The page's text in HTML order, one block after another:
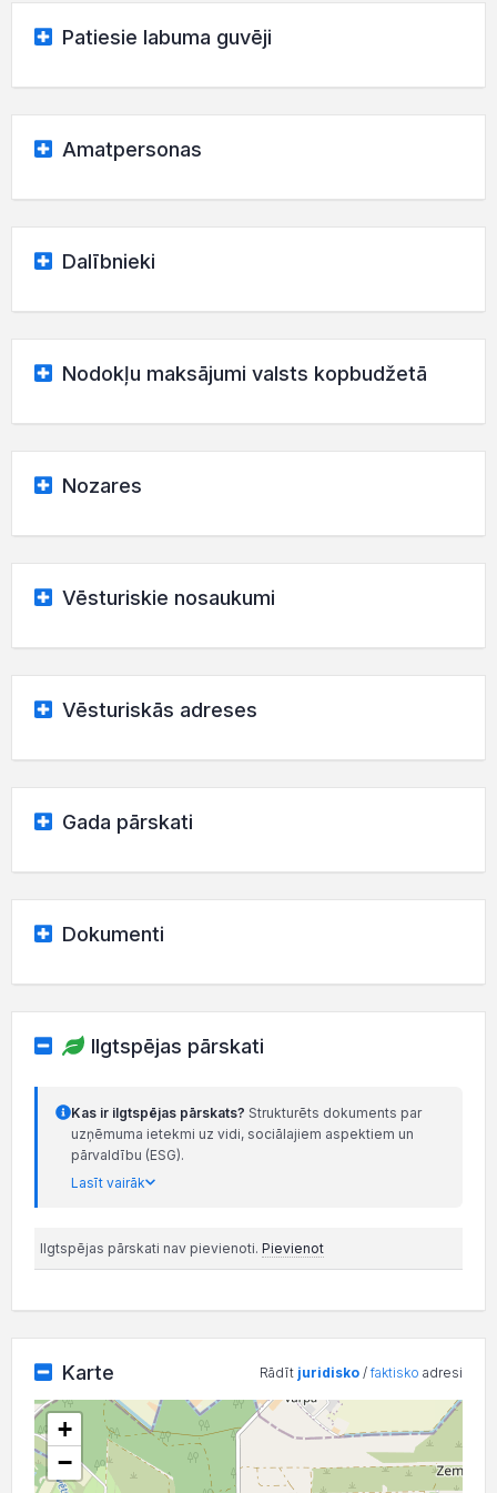
Patiesie labuma guvēji
Amatpersonas
Dalībnieki
Nodokļu maksājumi valsts kopbudžetā
Nozares
Vēsturiskie nosaukumi
Vēsturiskās adreses
Gada pārskati
Dokumenti
Ilgtspējas pārskati
Kas ir ilgtspējas pārskats? Strukturēts dokuments par
uzņēmuma ietekmi uz vidi, sociālajiem aspektiem un
pārvaldību (ESG).
Lasīt vairāk
Ilgtspējas pārskati nav pievienoti. Pievienot
Karte Rādīt juridisko /faktisko adresi
+
−